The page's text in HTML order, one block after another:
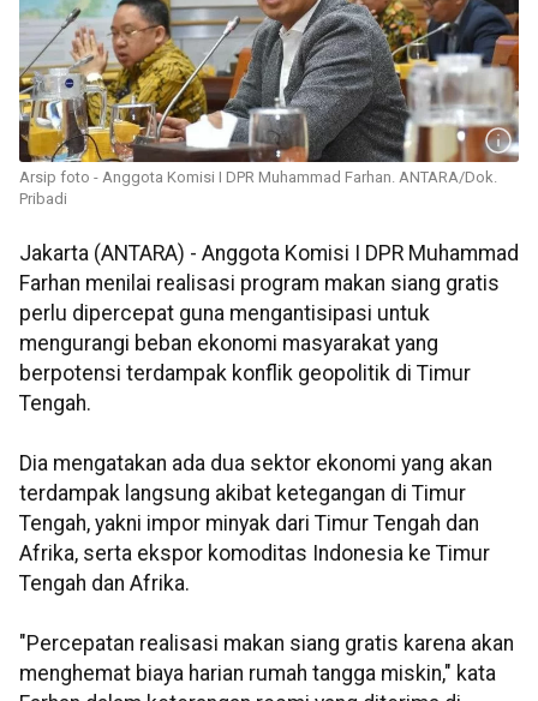
Arsip foto - Anggota Komisi I DPR Muhammad Farhan. ANTARA/Dok.
Pribadi
Jakarta (ANTARA) - Anggota Komisi I DPR Muhammad
Farhan menilai realisasi program makan siang gratis
perlu dipercepat guna mengantisipasi untuk
mengurangi beban ekonomi masyarakat yang
berpotensi terdampak konflik geopolitik di Timur
Tengah.
Dia mengatakan ada dua sektor ekonomi yang akan
terdampak langsung akibat ketegangan di Timur
Tengah, yakni impor minyak dari Timur Tengah dan
Afrika, serta ekspor komoditas Indonesia ke Timur
Tengah dan Afrika.
"Percepatan realisasi makan siang gratis karena akan
menghemat biaya harian rumah tangga miskin," kata